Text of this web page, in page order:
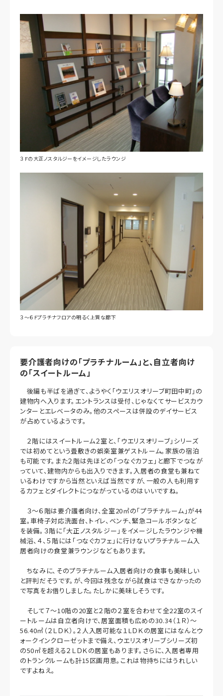
３Ｆの大正ノスタルジーをイメージしたラウンジ
３～６Ｆプラチナフロアの明るく上質な廊下
要介護者向けの「プラチナルーム」と、自立者向け
の「スイートルーム」
後編も半ばを過ぎて、ようやく「ウエリスオリーブ町田中町」の
建物内へ入ります。エントランスは受付、じゃなくてサービスカウ
ンターとエレベータのみ。他のスペースは併設のデイサービス
が占めているようです。
２階にはスイートルーム２室と、「ウエリスオリーブ」シリーズ
では初めてという畳敷きの娯楽室兼ゲストルーム。家族の宿泊
も可能です。また２階は先ほどの「つなぐカフェ」と廊下でつなが
っていて、建物内からも出入りできます。入居者の食堂も兼ねて
いるわけですから当然といえば当然ですが、一般の人も利用す
るカフェとダイレクトにつながっているのはいいですね。
３～６階は要介護者向け、全室20㎡の「プラチナルーム」が44
室。車椅子対応洗面台、トイレ、ベンチ、緊急コールボタンなど
を装備。３階に「大正ノスタルジー」をイメージしたラウンジや機
械浴、４、５階には「つなぐカフェ」に行けないプラチナルーム入
居者向けの食堂兼ラウンジなどもあります。
ちなみに、そのプラチナルーム入居者向けの食事も美味しい
と評判だそうです。が、今回は残念ながら試食はできなかったの
で写真をお借りしました。たしかに美味しそうです。
そして７～10階の20室と２階の２室を合わせて全22室のスイ
ートルームは自立者向けで、居室面積も広めの30.34（１Ｒ）～
56.40㎡（２ＬＤＫ）。２人入居可能な１LＤＫの居室にはなんとウ
ォークインクローゼットまで備え、ウエリスオリーブシリーズ初
の50㎡を超える２ＬＤＫの居室もあります。さらに、入居者専用
のトランクルームも計15区画用意。これは物持ちにはうれしい
ですよねえ。